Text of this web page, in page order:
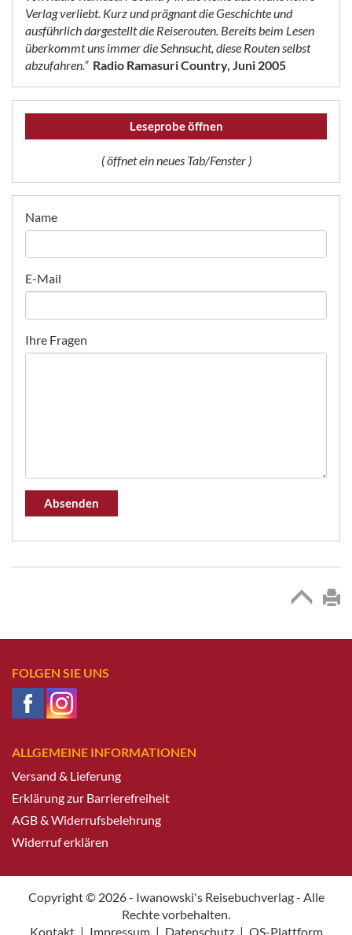
Verlag verliebt. Kurz und prägnant die Geschichte und
ausführlich dargestellt die Reiserouten. Bereits beim Lesen
überkommt uns immer die Sehnsucht, diese Routen selbst
abzufahren.” Radio Ramasuri Country, Juni 2005
Leseprobe öffnen
( öffnet ein neues Tab/Fenster )
Name
E-Mail
Ihre Fragen
Absenden
FOLGEN SIE UNS
ALLGEMEINE INFORMATIONEN
Versand & Lieferung
Erklärung zur Barrierefreiheit
AGB & Widerrufsbelehrung
Widerruf erklären
Copyright © 2026 - Iwanowski's Reisebuchverlag - Alle
Rechte vorbehalten.
Kontakt | Impressum | Datenschutz | OS-Plattform